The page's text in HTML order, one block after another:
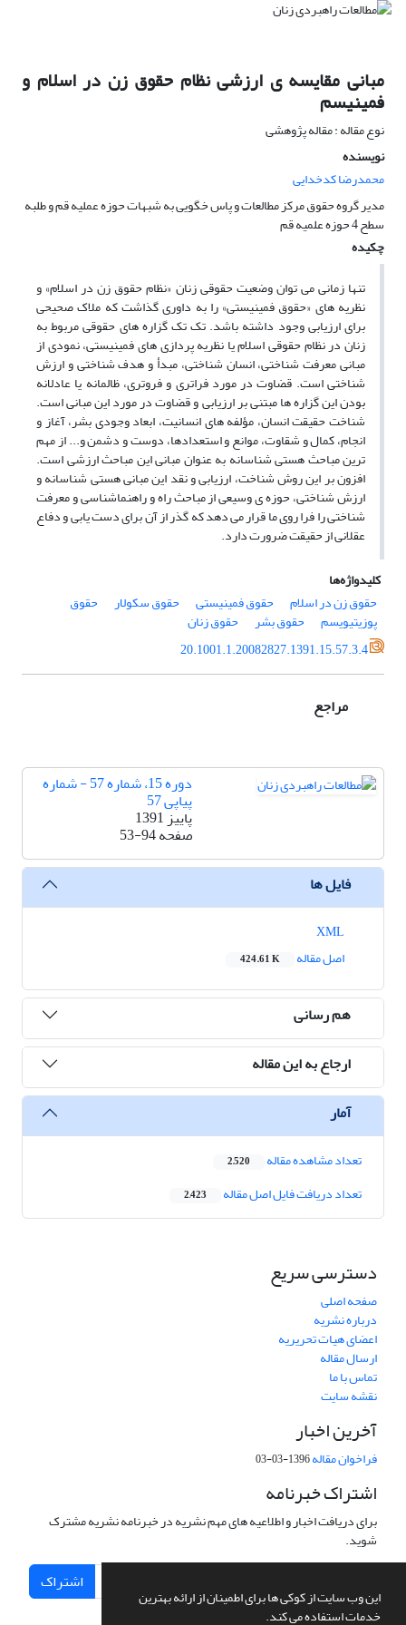
این وب سایت از کوکی ها برای اطمینان از ارائه بهترین
خدمات استفاده می کند.
مبانی مقایسه ی ارزشی نظام حقوق زن در اسلام و
فمینیسم
نوع مقاله : مقاله پژوهشی
نویسنده
محمدرضا کدخدایی
مدیر گروه حقوق مرکز مطالعات و پاس خگویی به شبهات حوزه عملیه قم و طلبه
سطح 4 حوزه علمیه قم
چکیده
تنها زمانی می توان وضعیت حقوقی زنان «نظام حقوق زن در اسلام» و
نظریه های «حقوق فمینیستی» را به داوری گذاشت که ملاک صحیحی
برای ارزیابی وجود داشته باشد. تک تک گزاره های حقوقی مربوط به
زنان در نظام حقوقی اسلام یا نظریه پردازی های فمینیستی، نمودی از
مبانی معرفت شناختی، انسان شناختی، مبدأ و هدف شناختی و ارزش
شناختی است. قضاوت در مورد فراتری و فروتری، ظالمانه یا عادلانه
بودن این گزاره ها مبتنی بر ارزیابی و قضاوت در مورد این مبانی است.
شناخت حقیقت انسان، مؤلفه های انسانیت، ابعاد وجودی بشر، آغاز و
انجام، کمال و شقاوت، موانع و استعدادها، دوست و دشمن و... از مهم
ترین مباحث هستی شناسانه به عنوان مبانی این مباحث ارزشی است.
افزون بر این روش شناخت، ارزیابی و نقد این مبانی هستی شناسانه و
ارزش شناختی، حوزه ی وسیعی از مباحث راه و راهنماشناسی و معرفت
شناختی را فرا روی ما قرار می دهد که گذر از آن برای دست یابی و دفاع
عقلانی از حقیقت ضرورت دارد.
کلیدواژه‌ها
حقوق زن در اسلام
حقوق فمینیستی حقوق سکولار حقوق
پوزیتیویسم حقوق بشر
حقوق زنان
20.1001.1.20082827.1391.15.57.3.4
مراجع
دوره 15، شماره 57 - شماره
پیاپی 57
پاییز 1391
صفحه53-94
فایل ها
اصل مقاله
424.61 K
هم رسانی
ارجاع به این مقاله
آمار
تعداد مشاهده مقاله 2,520
تعداد دریافت فایل اصل مقاله 2,423
دسترسی سریع
صفحه اصلی
درباره نشریه
اعضای هیات تحریریه
ارسال مقاله
تماس با ما
نقشه سایت
آخرین اخبار
فراخوان مقاله1396-03-03
اشتراک خبرنامه
برای دریافت اخبار و اطلاعیه های مهم نشریه در خبرنامه نشریه مشترک
شوید.
اشتراک